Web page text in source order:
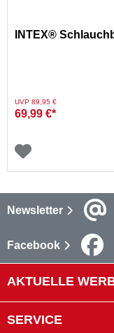
INTEX®
Preis reduziert von
UVP 89,95 €auf
69,99 €*
Newsletter
Facebook
AKTUELLE
SERVICE